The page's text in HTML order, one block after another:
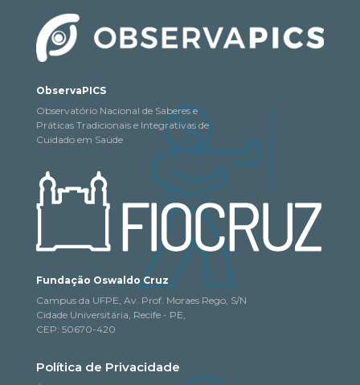
ObservaPICS
Observatório Nacional de Saberes e
Práticas Tradicionais e Integrativas de
Cuidado em Saúde
Fundação Oswaldo Cruz
Campus da UFPE, Av. Prof. Moraes Rego, S/N
Cidade Universitária, Recife - PE,
CEP: 50670-420
Política de Privacidade